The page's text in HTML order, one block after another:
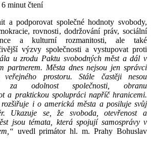
6 minut čtení
a podporovat společné hodnoty svobody,
rovnosti, dodržování práv, sociální
a kulturní rozmanitosti, ale také
výzvy společnosti a vystupovat proti
u zrodu Paktu svobodných měst a dál v
partnerem. Města dnes nejsou jen správci
prostoru. Stále častěji nesou
za odolnost společnosti, obranu
a praktickou spolupráci napříč hranicemi.
i o americká města a posiluje svůj
Ukazuje se, že svoboda, otevřenost a
jsou témata, která spojují samosprávy v
uvedl primátor hl. m. Prahy Bohuslav